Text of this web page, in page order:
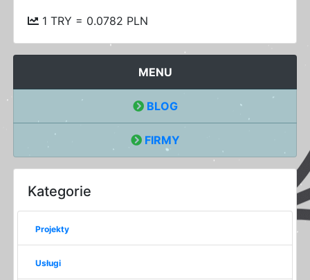
1 TRY = 0.0782 PLN
MENU
BLOG
FIRMY
Kategorie
Projekty
Usługi